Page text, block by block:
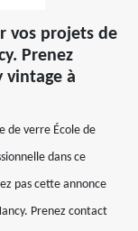
vos projets de
Prenez
vintage à
de verre École de
dans ce
pas cette annonce
Prenez contact